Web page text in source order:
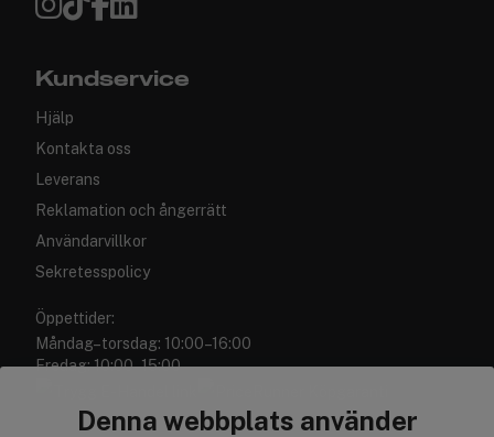
Denna webbplats använder
Kundservice
Hjälp
Kontakta oss
Leverans
Reklamation och ångerrätt
Användarvillkor
Sekretesspolicy
Öppettider:
Måndag–torsdag: 10:00–16:00
Fredag: 10:00–15:00